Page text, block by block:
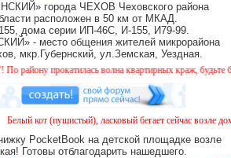
города ЧЕХОВ Чеховского района
расположен в 50 км от МКАД.
дома серии ИП-46С, И-155, И79-99.
- место общения жителей микрорайона
мкр.Губернский, ул.Земская, Уездная.
прокатилась волна квартирных краж, будьте
Белый кот (пушистый), ласковый бегает сейчас возле
PocketBook на детской площадке возле
Готовы отблагодарить нашедшего.